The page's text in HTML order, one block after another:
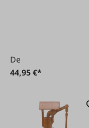
De
44,95 €*